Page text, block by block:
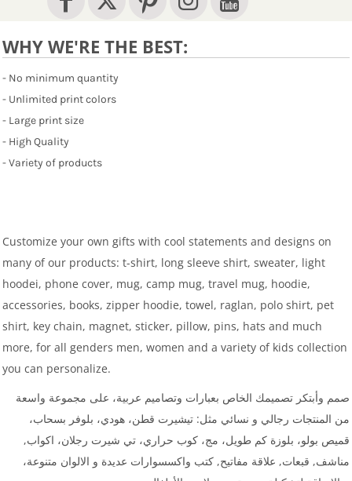
WHY WE'RE THE BEST:
- No minimum quantity
- Unlimited print colors
- Large print size
- High Quality
- Variety of products
Customize your own gifts with cool statements and designs on
many of our products: t-shirt, long sleeve shirt, sweater, light
hoodei, phone cover, mug, camp mug, travel mug, hoodie,
accessories, books, zipper hoodie, towel, raglan, polo shirt, pet
shirt, key chain, magnet, sticker, pillow, pins, hats and much
more, for all genders men, women and a variety of kids collection
you can personalize.
صمم وأبتكر تصميمك الخاص بعبارات وتصاميم عربية، على مجموعة واسعة
من المنتجات رجالي و نسائي مثل: تيشيرت قطن، هودي، بلوفر بسحاب،
قميص بولو، بلوزة كم طويل، مج، كوب حراري، تي شيرت رجلان، اكواب,
مناشف, قبعات, علاقة مفاتيح, كتب واكسسوارات عديدة و الالوان متنوعة،